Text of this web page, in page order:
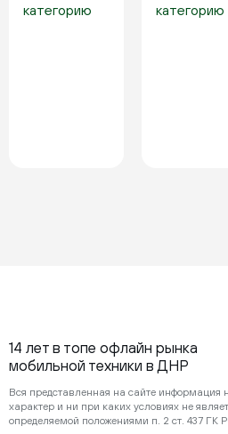
категорию
категорию
14 лет в топе офлайн рынка
мобильной техники в ДНР
Вся представленная на сайте информация
характер и ни при каких условиях не
определяемой положениями п. 2 ст. 437 ГК